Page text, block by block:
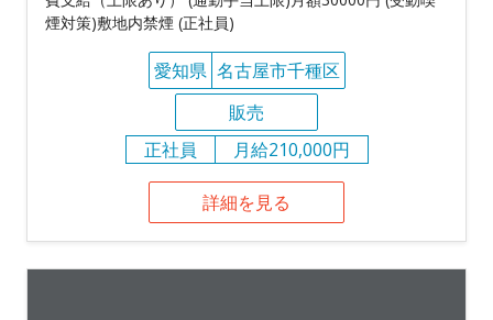
煙対策)敷地内禁煙 (正社員)
愛知県 名古屋市千種区
販売
正社員
月給210,000円
詳細を見る